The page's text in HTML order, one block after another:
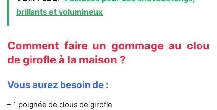
brillants et volumineux
Comment faire un gommage au clou
de girofle à la maison ?
Vous aurez besoin de :
– 1 poignée de clous de girofle